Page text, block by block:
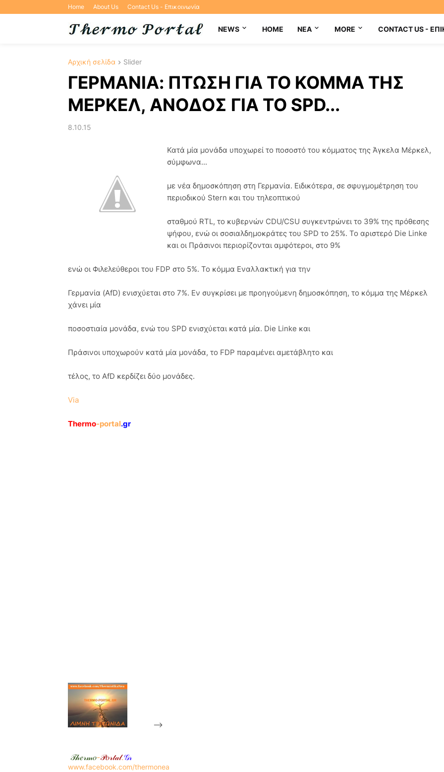
Home About Us Contact Us - Επικοινωνία
NEWS HOME NEA MORE CONTACT US -
Αρχική σελίδα Slider
ΓΕΡΜΑΝΙΑ: ΠΤΩΣΗ ΓΙΑ ΤΟ ΚΟΜΜΑ ΤΗΣ
ΜΕΡΚΕΛ, ΑΝΟΔΟΣ ΓΙΑ ΤΟ SPD...
8.10.15
Κατά μία μονάδα υποχωρεί το ποσοστό του κόμματος της Άγκελα Μέρκελ,
σύμφωνα...
με νέα δημοσκόπηση στη Γερμανία. Ειδικότερα, σε σφυγμομέτρηση του
περιοδικού Stern και του τηλεοπτικού
σταθμού RTL, το κυβερνών CDU/CSU συγκεντρώνει το 39% της πρόθεσης
ψήφου, ενώ οι σοσιαλδημοκράτες του SPD το 25%. Το αριστερό Die Linke
και οι Πράσινοι περιορίζονται αμφότεροι, στο 9%
ενώ οι Φιλελεύθεροι του FDP στο 5%. Το κόμμα Εναλλακτική για την
Γερμανία (AfD) ενισχύεται στο 7%. Εν συγκρίσει με προηγούμενη δημοσκόπηση, το κόμμα της Μέρκελ
χάνει μία
ποσοστιαία μονάδα, ενώ του SPD ενισχύεται κατά μία. Die Linke και
Πράσινοι υποχωρούν κατά μία μονάδα, το FDP παραμένει αμετάβλητο και
τέλος, το AfD κερδίζει δύο μονάδες.
Via
Thermo-portal.gr
-->
𝒯𝒽𝑒𝓇𝓂𝑜-𝒫𝑜𝓇𝓉𝒶𝓁.𝒢𝓇
www.facebook.com/thermonea